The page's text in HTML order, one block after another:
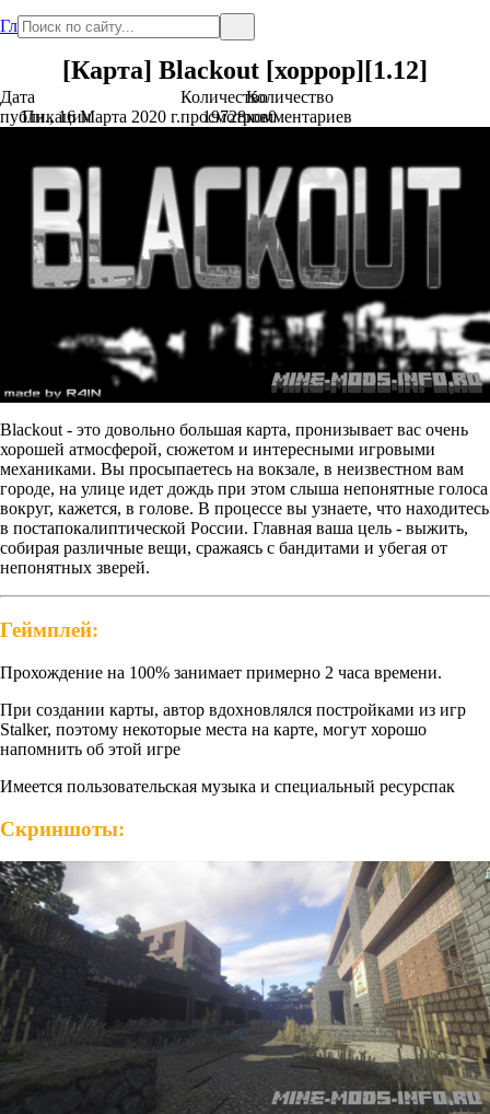
Главная
[Карта] Blackout [хоррор][1.12]
Дата
публикации
Пн., 16 Марта 2020 г.
Количество
просмотров
19728
Количество
комментариев
0
Blackout - это довольно большая карта, пронизывает вас очень
хорошей атмосферой, сюжетом и интересными игровыми
механиками. Вы просыпаетесь на вокзале, в неизвестном вам
городе, на улице идет дождь при этом слыша непонятные голоса
вокруг, кажется, в голове. В процессе вы узнаете, что находитесь
в постапокалиптической России. Главная ваша цель - выжить,
собирая различные вещи, сражаясь с бандитами и убегая от
непонятных зверей.
Геймплей:
Прохождение на 100% занимает примерно 2 часа времени.
При создании карты, автор вдохновлялся постройками из игр
Stalker, поэтому некоторые места на карте, могут хорошо
напомнить об этой игре
Имеется пользовательская музыка и специальный ресурспак
Скриншоты: